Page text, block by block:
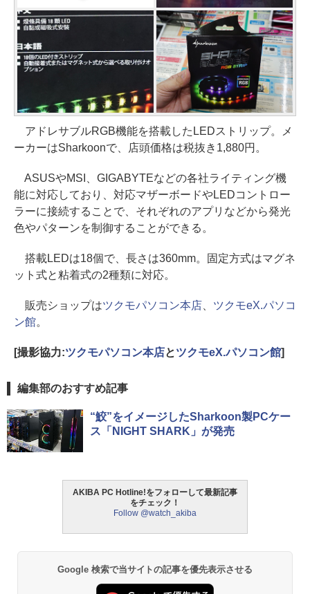
アドレサブルRGB機能を搭載したLEDストリップ。メ
ーカーはSharkoonで、店頭価格は税抜き1,880円。
ASUSやMSI、GIGABYTEなどの各社ライティング機
能に対応しており、対応マザーボードやLEDコントロー
ラーに接続することで、それぞれのアプリなどから発光
色やパターンを制御することができる。
搭載LEDは18個で、長さは360mm。固定方式はマグネ
ット式と粘着式の2種類に対応。
販売ショップはツクモパソコン本店、 ツクモeX.パソコ
ン館。
[撮影協力:ツクモパソコン本店とツクモeX.パソコン館]
編集部のおすすめ記事
“鮫”をイメージしたSharkoon製PCケー
ス「NIGHT SHARK」が発売
AKIBA PC Hotline!をフォローして最新記事
をチェック！
Follow @watch_akiba
Google 検索で当サイトの記事を優先表示させる